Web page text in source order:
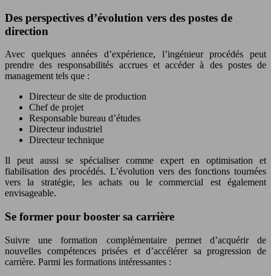
Des perspectives d’évolution vers des postes de
direction
Avec quelques années d’expérience, l’ingénieur procédés peut
prendre des responsabilités accrues et accéder à des postes de
management tels que :
Directeur de site de production
Chef de projet
Responsable bureau d’études
Directeur industriel
Directeur technique
Il peut aussi se spécialiser comme expert en optimisation et
fiabilisation des procédés. L’évolution vers des fonctions tournées
vers la stratégie, les achats ou le commercial est également
envisageable.
Se former pour booster sa carrière
Suivre une formation complémentaire permet d’acquérir de
nouvelles compétences prisées et d’accélérer sa progression de
carrière. Parmi les formations intéressantes :